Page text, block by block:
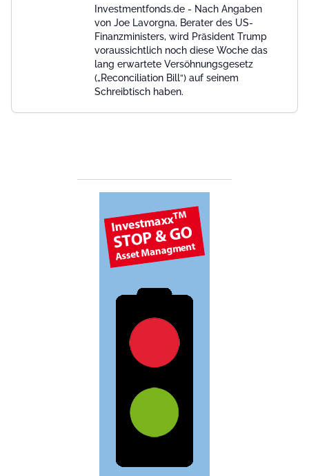
Investmentfonds.de - Nach Angaben
von Joe Lavorgna, Berater des US-
Finanzministers, wird Präsident Trump
voraussichtlich noch diese Woche das
lang erwartete Versöhnungsgesetz
(„Reconciliation Bill“) auf seinem
Schreibtisch haben.